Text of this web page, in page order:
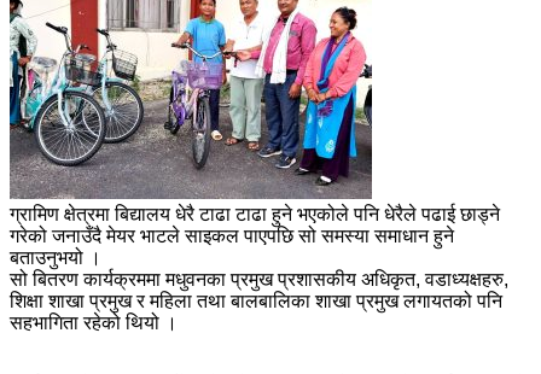
ग्रामिण क्षेत्रमा बिद्यालय धेरै टाढा टाढा हुने भएकोले पनि धेरैले पढाई छाड्ने
गरेको जनाउँदै मेयर भाटले साइकल पाएपछि सो समस्या समाधान हुने
बताउनुभयो ।
सो बितरण कार्यक्रममा मधुवनका प्रमुख प्रशासकीय अधिकृत, वडाध्यक्षहरु,
शिक्षा शाखा प्रमुख र महिला तथा बालबालिका शाखा प्रमुख लगायतको पनि
सहभागिता रहेको थियो ।